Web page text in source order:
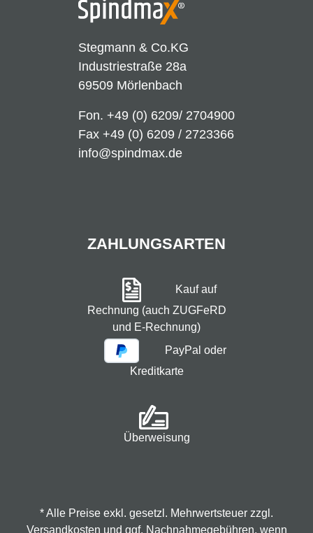
Stegmann & Co.KG
Industriestraße 28a
69509 Mörlenbach
Fon. +49 (0) 6209/ 2704900
Fax +49 (0) 6209 / 2723366
info@spindmax.de
ZAHLUNGSARTEN
Kauf auf
Rechnung (auch ZUGFeRD
und E-Rechnung)
PayPal oder
Kreditkarte
Überweisung
* Alle Preise exkl. gesetzl. Mehrwertsteuer zzgl.
Versandkosten und ggf. Nachnahmegebühren, wenn